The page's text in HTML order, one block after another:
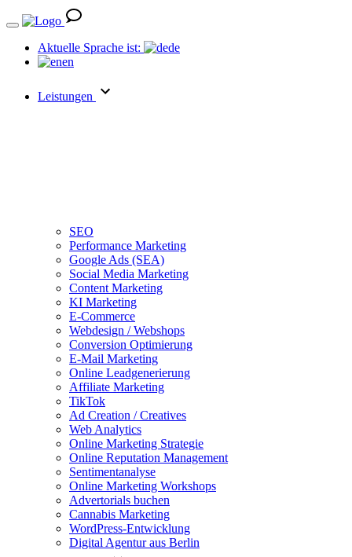
Aktuelle Sprache ist:
de
en
Leistungen
SEO
Performance Marketing
Google Ads (SEA)
Social Media Marketing
Content Marketing
KI Marketing
E-Commerce
Webdesign / Webshops
Conversion Optimierung
E-Mail Marketing
Online Leadgenerierung
Affiliate Marketing
TikTok
Ad Creation / Creatives
Web Analytics
Online Marketing Strategie
Online Reputation Management
Sentimentanalyse
Online Marketing Workshops
Advertorials buchen
Cannabis Marketing
WordPress-Entwicklung
Digital Agentur aus Berlin